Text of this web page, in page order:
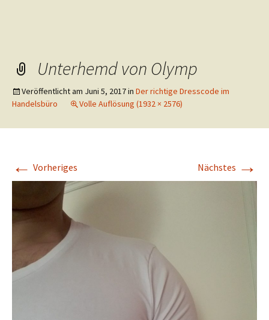
Unterhemd von Olymp
Veröffentlicht am Juni 5, 2017in Der richtige Dresscode im
Handelsbüro
Volle Auflösung (1932 × 2576)
← Vorheriges Nächstes →